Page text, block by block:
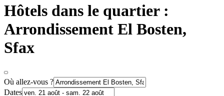
Hôtels dans le quartier :
Arrondissement El Bosten,
Sfax
Où allez-vous ?
Dates